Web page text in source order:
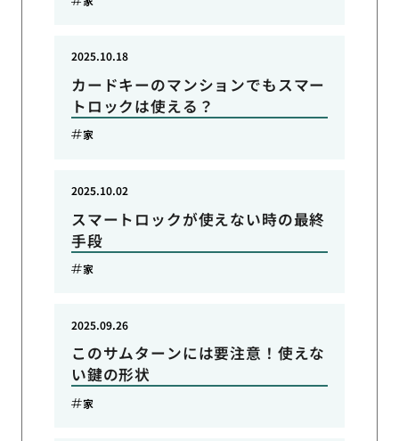
カードキーのマンションでもスマー
トロックは使える？
2025.10.18
家
スマートロックが使えない時の最終
手段
2025.10.02
家
このサムターンには要注意！使えな
い鍵の形状
2025.09.26
家